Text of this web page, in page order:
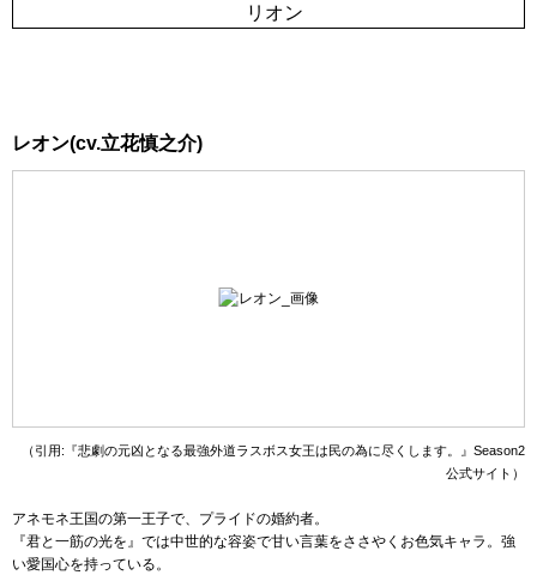
リオン
レオン(cv.立花慎之介)
（引用:『悲劇の元凶となる最強外道ラスボス女王は民の為に尽くします。』Season2
公式サイト）
アネモネ王国の第一王子で、プライドの婚約者。
『君と一筋の光を』では中世的な容姿で甘い言葉をささやくお色気キャラ。強
い愛国心を持っている。